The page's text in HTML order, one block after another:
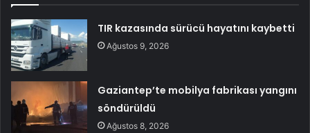
TIR kazasında sürücü hayatını kaybetti
Ağustos 9, 2026
Gaziantep’te mobilya fabrikası yangını
söndürüldü
Ağustos 8, 2026